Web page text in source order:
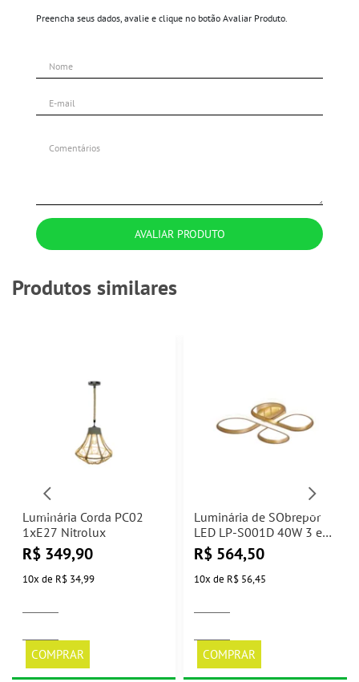
Preencha seus dados, avalie e clique no botão Avaliar Produto.
AVALIAR PRODUTO
Produtos similares
Luminária Corda PC02
1xE27 Nitrolux
R$ 349,90
10x de R$ 34,99
COMPRAR
Luminária de SObrepor
LED LP-S001D 40W 3 em
1 Nitrolux
R$ 564,50
10x de R$ 56,45
COMPRAR